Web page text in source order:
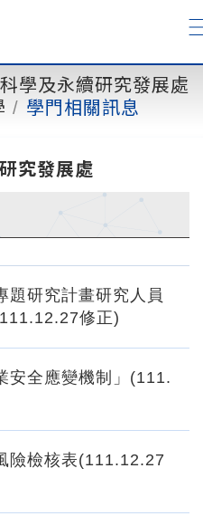
學及永續研究發展處
學門相關訊息
究發展處
題研究計畫研究人員
修正)
安全應變機制」(111.
險檢核表(111.12.27